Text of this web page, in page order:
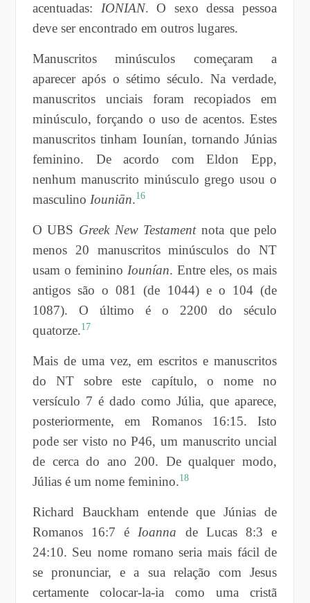
acentuadas: IONIAN. O sexo dessa pessoa
deve ser encontrado em outros lugares.
Manuscritos minúsculos começaram a
aparecer após o sétimo século. Na verdade,
manuscritos unciais foram recopiados em
minúsculo, forçando o uso de acentos. Estes
manuscritos tinham Iounían, tornando Júnias
feminino. De acordo com Eldon Epp,
nenhum manuscrito minúsculo grego usou o
masculino Iouniān.16
O UBS Greek New Testamentnota que pelo
menos 20 manuscritos minúsculos do NT
usam o feminino Iounían. Entre eles, os mais
antigos são o 081 (de 1044) e o 104 (de
1087). O último é o 2200 do século
quatorze.17
Mais de uma vez, em escritos e manuscritos
do NT sobre este capítulo, o nome no
versículo 7 é dado como Júlia, que aparece,
posteriormente, em Romanos 16:15. Isto
pode ser visto no P46, um manuscrito uncial
de cerca do ano 200. De qualquer modo,
Júlias é um nome feminino.18
Richard Bauckham entende que Júnias de
Romanos 16:7 é Ioanna de Lucas 8:3 e
24:10. Seu nome romano seria mais fácil de
se pronunciar, e a sua relação com Jesus
certamente colocar-la-ia como uma cristã